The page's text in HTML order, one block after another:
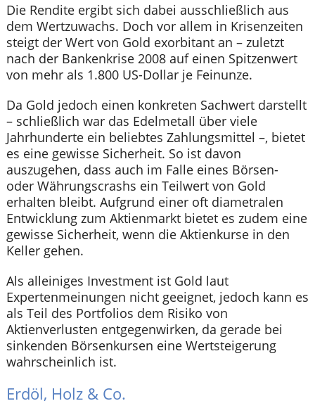
Die Rendite ergibt sich dabei ausschließlich aus
dem Wertzuwachs. Doch vor allem in Krisenzeiten
steigt der Wert von Gold exorbitant an – zuletzt
nach der Bankenkrise 2008 auf einen Spitzenwert
von mehr als 1.800 US-Dollar je Feinunze.
Da Gold jedoch einen konkreten Sachwert darstellt
– schließlich war das Edelmetall über viele
Jahrhunderte ein beliebtes Zahlungsmittel –, bietet
es eine gewisse Sicherheit. So ist davon
auszugehen, dass auch im Falle eines Börsen-
oder Währungscrashs ein Teilwert von Gold
erhalten bleibt. Aufgrund einer oft diametralen
Entwicklung zum Aktienmarkt bietet es zudem eine
gewisse Sicherheit, wenn die Aktienkurse in den
Keller gehen.
Als alleiniges Investment ist Gold laut
Expertenmeinungen nicht geeignet, jedoch kann es
als Teil des Portfolios dem Risiko von
Aktienverlusten entgegenwirken, da gerade bei
sinkenden Börsenkursen eine Wertsteigerung
wahrscheinlich ist.
Erdöl, Holz & Co.